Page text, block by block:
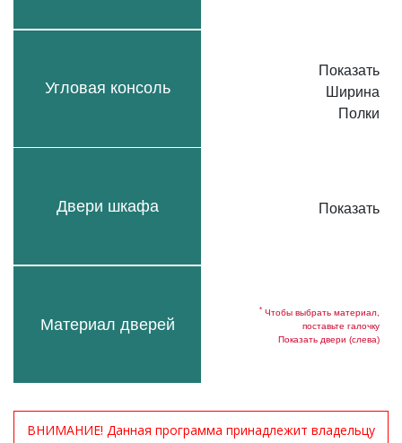
Угловая консоль
Двери шкафа
Материал дверей
Показать
Ширина
Полки
Показать
* Чтобы выбрать материал,
поставьте галочку
Показать двери (слева)
ВНИМАНИЕ! Данная программа принадлежит владельцу